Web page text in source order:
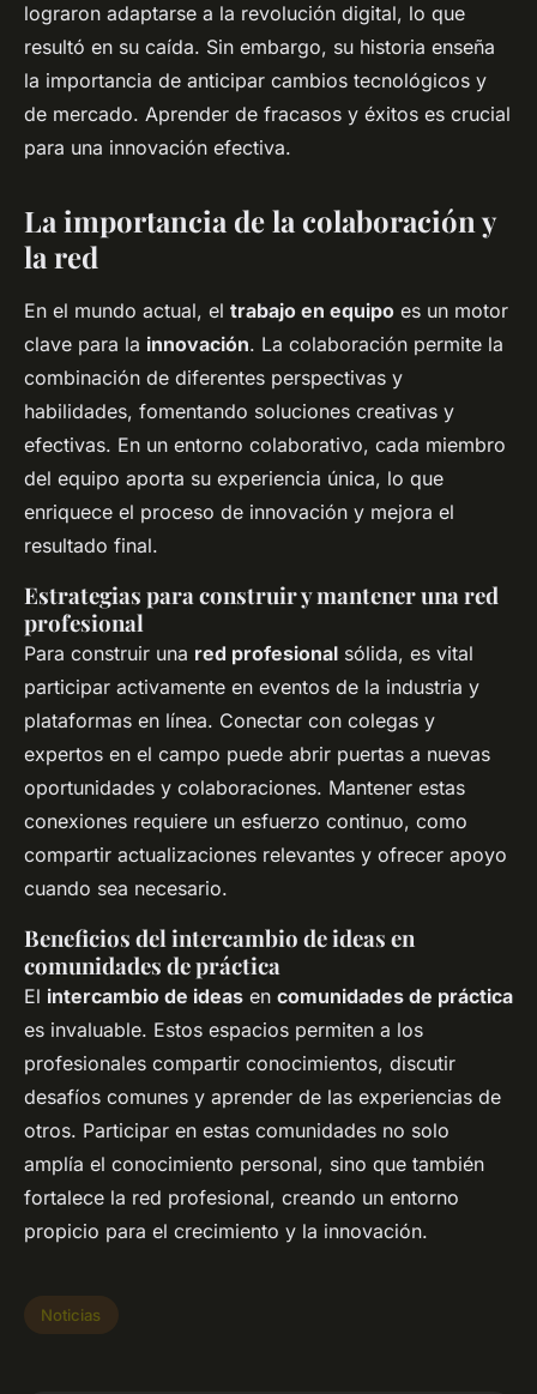
lograron adaptarse a la revolución digital, lo que
resultó en su caída. Sin embargo, su historia enseña
la importancia de anticipar cambios tecnológicos y
de mercado. Aprender de fracasos y éxitos es crucial
para una innovación efectiva.
La importancia de la colaboración y
la red
En el mundo actual, el trabajo en equipo es un motor
clave para la innovación. La colaboración permite la
combinación de diferentes perspectivas y
habilidades, fomentando soluciones creativas y
efectivas. En un entorno colaborativo, cada miembro
del equipo aporta su experiencia única, lo que
enriquece el proceso de innovación y mejora el
resultado final.
Estrategias para construir y mantener una red
profesional
Para construir una red profesional sólida, es vital
participar activamente en eventos de la industria y
plataformas en línea. Conectar con colegas y
expertos en el campo puede abrir puertas a nuevas
oportunidades y colaboraciones. Mantener estas
conexiones requiere un esfuerzo continuo, como
compartir actualizaciones relevantes y ofrecer apoyo
cuando sea necesario.
Beneficios del intercambio de ideas en
comunidades de práctica
El intercambio de ideas en comunidades de práctica
es invaluable. Estos espacios permiten a los
profesionales compartir conocimientos, discutir
desafíos comunes y aprender de las experiencias de
otros. Participar en estas comunidades no solo
amplía el conocimiento personal, sino que también
fortalece la red profesional, creando un entorno
propicio para el crecimiento y la innovación.
Noticias